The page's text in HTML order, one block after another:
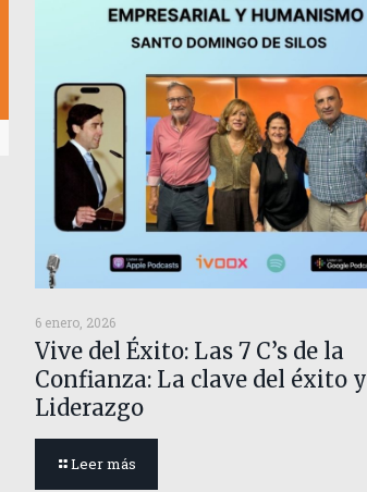
6 enero, 2026
Vive del Éxito: Las 7 C’s de la
Confianza: La clave del éxito y
Liderazgo
Leer más